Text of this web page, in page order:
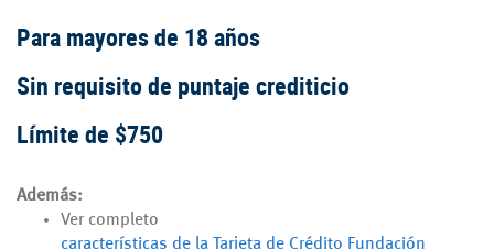
Para mayores de 18 años
Sin requisito de puntaje crediticio
Límite de $750
Además:
Ver completo
características de la Tarjeta de Crédito Fundación